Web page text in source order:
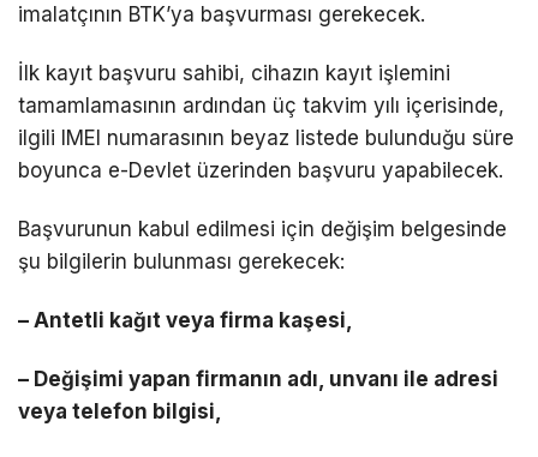
imalatçının BTK’ya başvurması gerekecek.
İlk kayıt başvuru sahibi, cihazın kayıt işlemini
tamamlamasının ardından üç takvim yılı içerisinde,
ilgili IMEI numarasının beyaz listede bulunduğu süre
boyunca e-Devlet üzerinden başvuru yapabilecek.
Başvurunun kabul edilmesi için değişim belgesinde
şu bilgilerin bulunması gerekecek:
– Antetli kağıt veya firma kaşesi,
– Değişimi yapan firmanın adı, unvanı ile adresi
veya telefon bilgisi,